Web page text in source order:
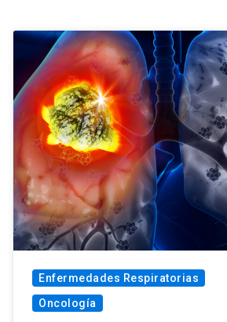
Enfermedades Respiratorias
Oncología